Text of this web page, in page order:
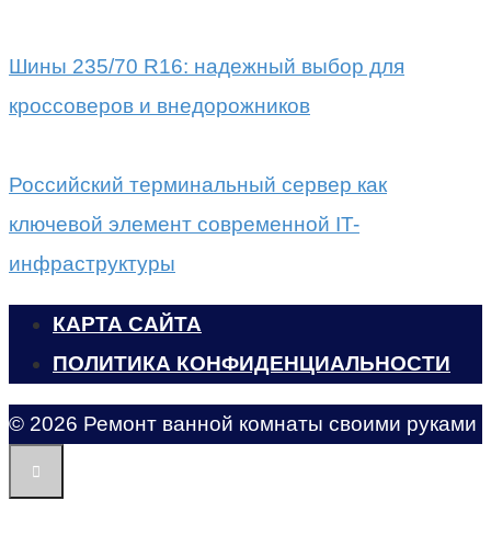
Шины 235/70 R16: надежный выбор для
кроссоверов и внедорожников
Российский терминальный сервер как
ключевой элемент современной IT-
инфраструктуры
КАРТА САЙТА
ПОЛИТИКА КОНФИДЕНЦИАЛЬНОСТИ
© 2026 Ремонт ванной комнаты своими руками